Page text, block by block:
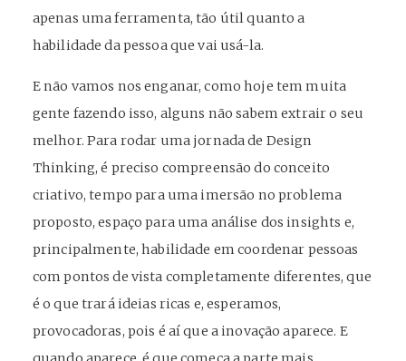
apenas uma ferramenta, tão útil quanto a
habilidade da pessoa que vai usá-la.
E não vamos nos enganar, como hoje tem muita
gente fazendo isso, alguns não sabem extrair o seu
melhor. Para rodar uma jornada de Design
Thinking, é preciso compreensão do conceito
criativo, tempo para uma imersão no problema
proposto, espaço para uma análise dos insights e,
principalmente, habilidade em coordenar pessoas
com pontos de vista completamente diferentes, que
é o que trará ideias ricas e, esperamos,
provocadoras, pois é aí que a inovação aparece. E